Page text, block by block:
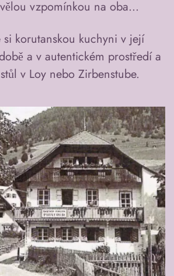
vzpomínkou na oba...
korutanskou kuchyni v její
a v autentickém prostředí a
v Loy nebo Zirbenstube.